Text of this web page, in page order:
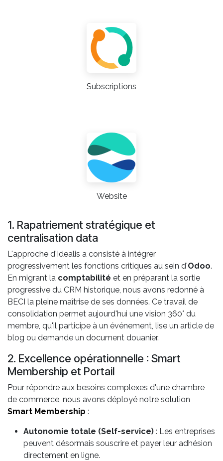
Subscriptions
Website
1. Rapatriement stratégique et
centralisation data
L'approche d'Idealis a consisté à intégrer
progressivement les fonctions critiques au sein d'Odoo.
En migrant la comptabilité et en préparant la sortie
progressive du CRM historique, nous avons redonné à
BECI la pleine maîtrise de ses données. Ce travail de
consolidation permet aujourd'hui une vision 360° du
membre, qu'il participe à un événement, lise un article de
blog ou demande un document douanier.
2. Excellence opérationnelle : Smart
Membership et Portail
Pour répondre aux besoins complexes d'une chambre
de commerce, nous avons déployé notre solution
Smart Membership :
Autonomie totale (Self-service) : Les entreprises
peuvent désormais souscrire et payer leur adhésion
directement en ligne.